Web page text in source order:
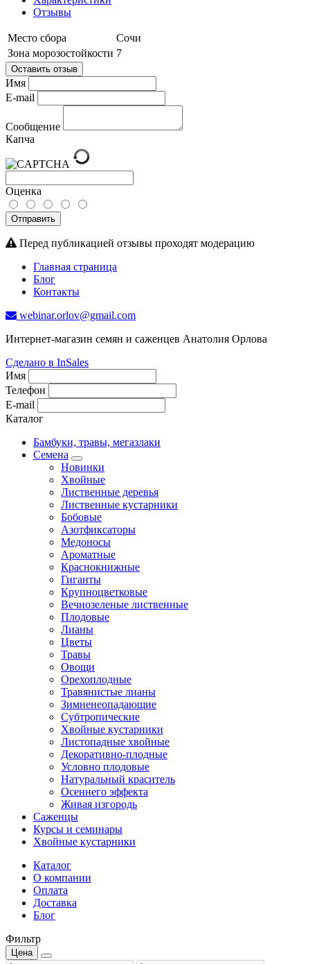
Отзывы
Место сбора
Сочи
Зона морозостойкости 7
Оставить отзыв
Имя
E-mail
Сообщение
Капча
Оценка
Отправить
Перед публикацией отзывы проходят модерацию
Главная страница
Блог
Контакты
webinar.orlov@gmail.com
Интернет-магазин семян и саженцев Анатолия Орлова
Сделано в InSales
Имя
Телефон
E-mail
Каталог
Бамбуки, травы, мегазлаки
Семена
Новинки
Хвойные
Лиственные деревья
Лиственные кустарники
Бобовые
Азотфиксаторы
Медоносы
Ароматные
Краснокнижные
Гиганты
Крупноцветковые
Вечнозеленые лиственные
Плодовые
Лианы
Цветы
Травы
Овощи
Орехоплодные
Травянистые лианы
Зимненеопадающие
Субтропические
Хвойные кустарники
Листопадные хвойные
Декоративно-плодные
Условно плодовые
Натуральный краситель
Осеннего эффекта
Живая изгородь
Саженцы
Курсы и семинары
Хвойные кустарники
Каталог
О компании
Оплата
Доставка
Блог
Фильтр
Цена